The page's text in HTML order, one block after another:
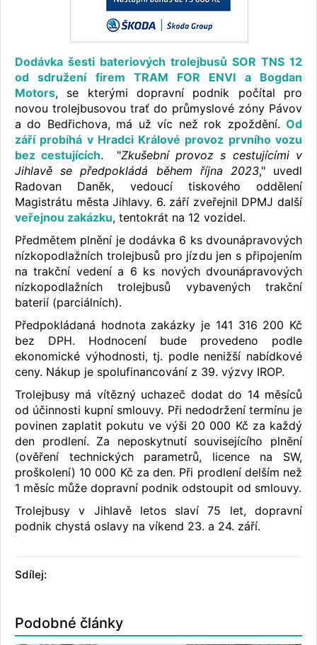
Dodávka šesti bateriových trolejbusů SOR TNS 12
od sdružení firem TRAM FOR ENVI a Bogdan
Motors, se kterými dopravní podnik počítal pro
novou trolejbusovou trať do průmyslové zóny Pávov
a do Bedřichova, má už víc než rok zpoždění. Od
září probíhá v Hradci Králové provoz prvního vozu
bez cestujících. "Zkušební provoz s cestujícími v
Jihlavě se předpokládá během října 2023," uvedl
Radovan Daněk, vedoucí tiskového oddělení
Magistrátu města Jihlavy. 6. září zveřejnil DPMJ další
veřejnou zakázku, tentokrát na 12 vozidel.
Předmětem plnění je dodávka 6 ks dvounápravových
nízkopodlažních trolejbusů pro jízdu jen s připojením
na trakční vedení a 6 ks nových dvounápravových
nízkopodlažních trolejbusů vybavených trakční
baterií (parciálních).
Předpokládaná hodnota zakázky je 141 316 200 Kč
bez DPH. Hodnocení bude provedeno podle
ekonomické výhodnosti, tj. podle nenižší nabídkové
ceny. Nákup je spolufinancování z 39. výzvy IROP.
Trolejbusy má vítězný uchazeč dodat do 14 měsíců
od účinnosti kupní smlouvy. Při nedodržení termínu je
povinen zaplatit pokutu ve výši 20 000 Kč za každý
den prodlení. Za neposkytnutí souvisejícího plnění
(ověření technických parametrů, licence na SW,
proškolení) 10 000 Kč za den. Při prodlení delším než
1 měsíc může dopravní podnik odstoupit od smlouvy.
Trolejbusy v Jihlavě letos slaví 75 let, dopravní
podnik chystá oslavy na víkend 23. a 24. září.
Sdílej:
Podobné články